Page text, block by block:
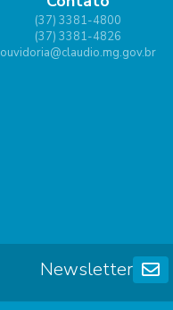
(37) 3381-4800
(37) 3381-4826
ouvidoria@claudio.mg.gov.br
Newsletter